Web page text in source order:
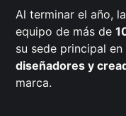
Al terminar el año,
equipo de más de
su sede principal
diseñadores y
marca.